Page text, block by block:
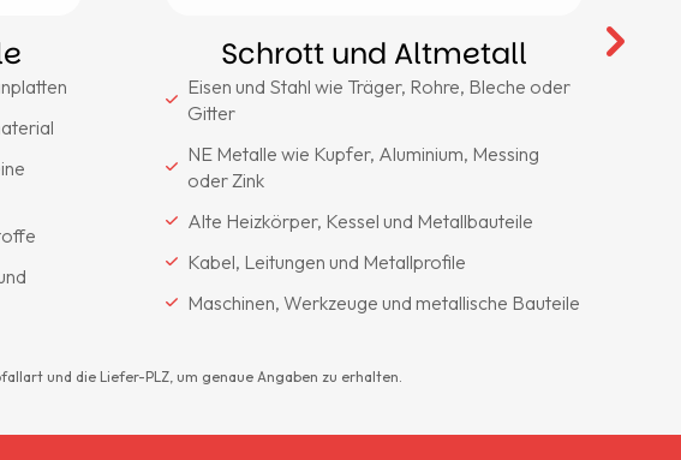
Schrott und Altmetall
Eisen und Stahl wie Träger, Rohre, Bleche oder
Gitter
NE Metalle wie Kupfer, Aluminium, Messing
oder Zink
Alte Heizkörper, Kessel und Metallbauteile
Kabel, Leitungen und Metallprofile
Maschinen, Werkzeuge und metallische Bauteile
und die Liefer-PLZ, um genaue Angaben zu erhalten.